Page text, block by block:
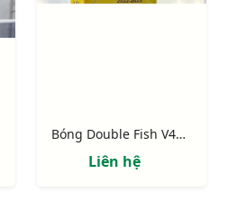
Bóng Double Fish V40+ 3sao 6 quả
Liên hệ